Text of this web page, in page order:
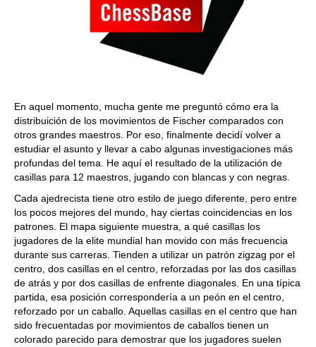
En aquel momento, mucha gente me preguntó cómo era la
distribuición de los movimientos de Fischer comparados con
otros grandes maestros. Por eso, finalmente decidí volver a
estudiar el asunto y llevar a cabo algunas investigaciones más
profundas del tema. He aquí el resultado de la utilización de
casillas para 12 maestros, jugando con blancas y con negras.
Cada ajedrecista tiene otro estilo de juego diferente, pero entre
los pocos mejores del mundo, hay ciertas coincidencias en los
patrones. El mapa siguiente muestra, a qué casillas los
jugadores de la elite mundial han movido con más frecuencia
durante sus carreras. Tienden a utilizar un patrón zigzag por el
centro, dos casillas en el centro, reforzadas por las dos casillas
de atrás y por dos casillas de enfrente diagonales. En una típica
partida, esa posición correspondería a un peón en el centro,
reforzado por un caballo. Aquellas casillas en el centro que han
sido frecuentadas por movimientos de caballos tienen un
colorado parecido para demostrar que los jugadores suelen